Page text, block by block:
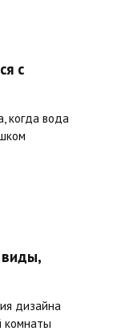
с
когда вода
дизайна
комнаты